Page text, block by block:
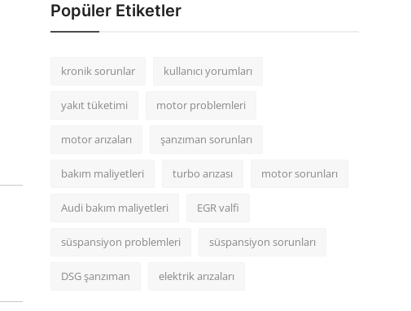
Popüler Etiketler
kronik sorunlar kullanıcı yorumları
yakıt tüketimi motor problemleri
motor arızaları şanzıman sorunları
bakım maliyetleri turbo arızası motor sorunları
Audi bakım maliyetleri EGR valfi
süspansiyon problemleri süspansiyon sorunları
DSG şanzıman elektrik arızaları